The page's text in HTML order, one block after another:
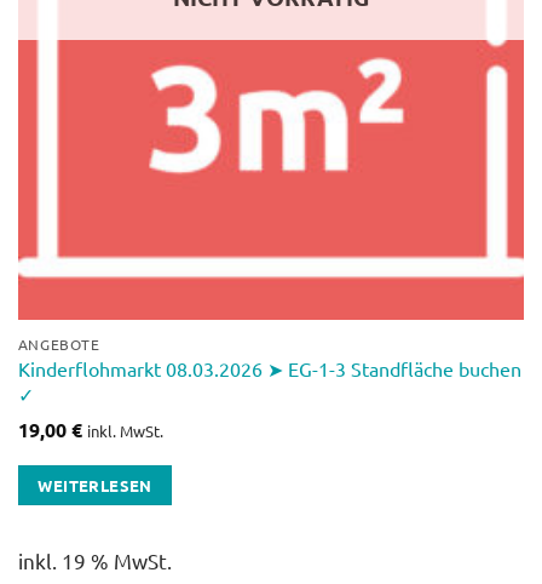
ANGEBOTE
Kinderflohmarkt 08.03.2026 ➤ EG-1-3 Standfläche buchen
✓
19,00€ inkl. MwSt.
WEITERLESEN
inkl. 19 % MwSt.